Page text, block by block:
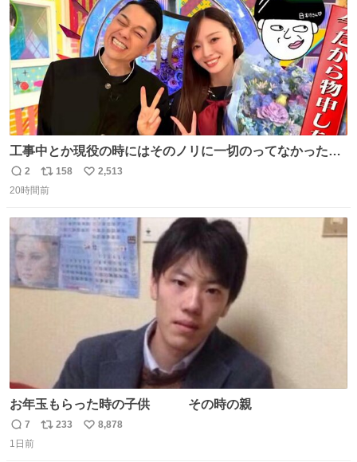
工事中とか現役の時にはそのノリに一切のってなかった1
番の「設楽の女」が卒業して頭角を現しはじめてて大好き
返
信
2
リ
ポ
数
158
い
数
2,513
20時間前
お年玉もらった時の子供 その時の親
返
信
7
リ
233
い
8,878
1日前